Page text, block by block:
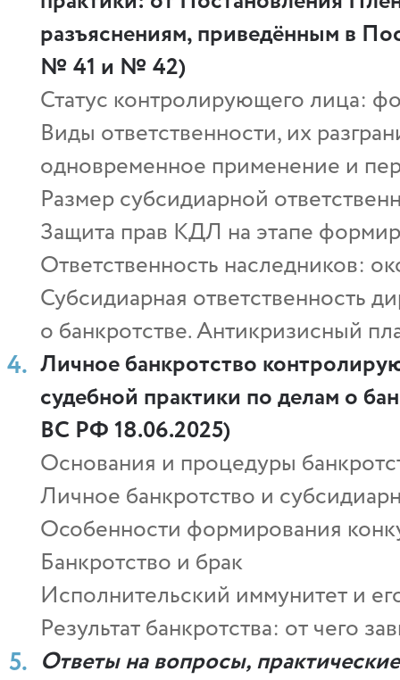
разъяснениям, приведённым в
№ 41 и № 42)
Статус контролирующего лица:
Виды ответственности, их
одновременное применение и
Размер субсидиарной
Защита прав КДЛ на этапе
Ответственность наследников:
Субсидиарная ответственность
о банкротстве. Антикризисный
Личное банкротство
судебной практики по делам о
ВС РФ 18.06.2025)
Основания и процедуры
Личное банкротство и
Особенности формирования
Банкротство и брак
Исполнительский иммунитет и
Результат банкротства: от чего
Ответы на вопросы,